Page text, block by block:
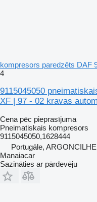
kompresors paredzēts DAF
4
9115045050
XF | 97 - 02 kravas
Cena pēc pieprasījuma
Pneimatiskais kompresors
9115045050,1628444
Portugāle, ARGONCILHE
Manaiacar
Sazināties ar pārdevēju